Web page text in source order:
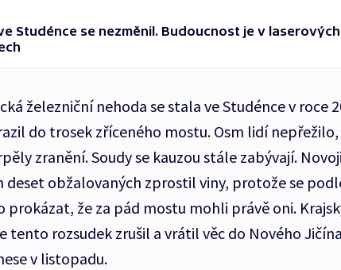
Studénce se nezměnil. Budoucnost je v
železniční nehoda se stala ve Studénce v roce
do trosek zříceného mostu. Osm lidí
zranění. Soudy se kauzou stále zabývají.
deset obžalovaných zprostil viny, protože se
prokázat, že za pád mostu mohli právě oni.
tento rozsudek zrušil a vrátil věc do Nového
v listopadu.